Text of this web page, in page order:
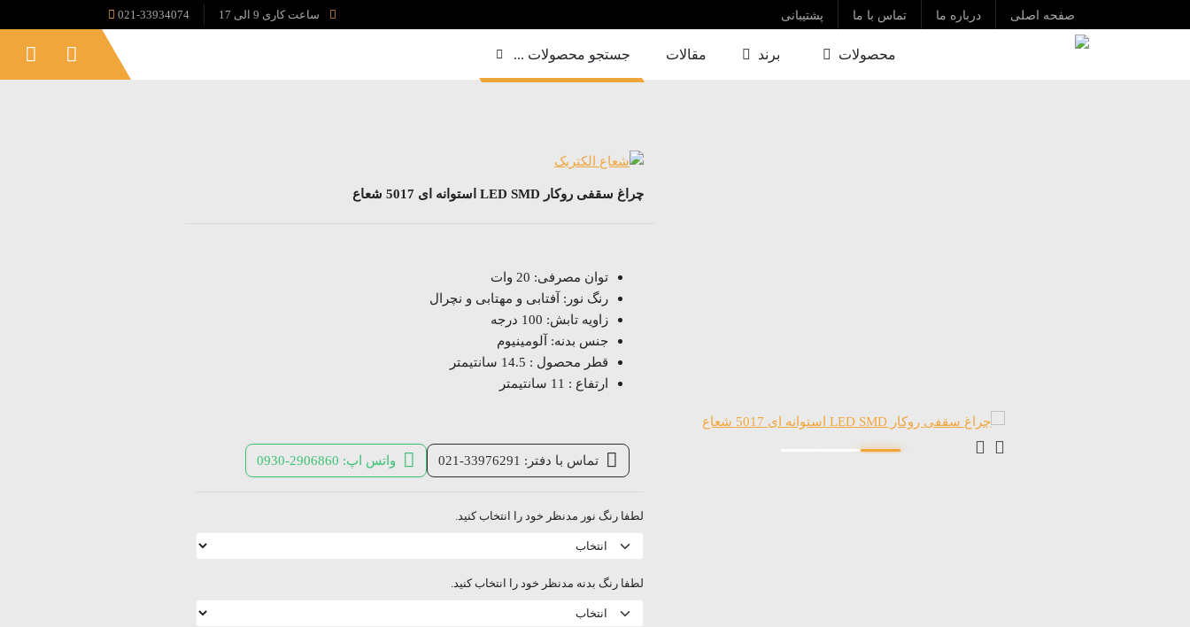
صفحه اصلی درباره ما تماس با ما پشتیبانی ساعت کاری 9 الی 17 021-33934074
محصولات برند مقالات جستجو محصولات ...
چراغ سقفی روکار LED SMD استوانه ای 5017 شعاع
توان مصرفی: 20 وات
رنگ نور: آفتابی و مهتابی و نچرال
زاویه تابش: 100 درجه
جنس بدنه: آلومینیوم
قطر محصول : 14.5 سانتیمتر
ارتفاع : 11 سانتیمتر
تماس با دفتر: 33976291-021 واتس اپ: 2906860-0930
لطفا رنگ نور مدنظر خود را انتخاب کنید.
لطفا رنگ بدنه مدنظر خود را انتخاب کنید.